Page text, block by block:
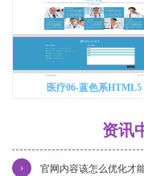
医疗06-蓝色系HTML5
资讯
官网内容该怎么优化才
›